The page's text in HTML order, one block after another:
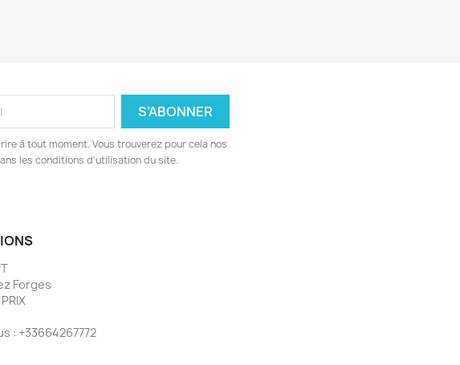
à tout moment. Vous trouverez pour cela nos
les conditions d'utilisation du site.
Forges
: +33664267772